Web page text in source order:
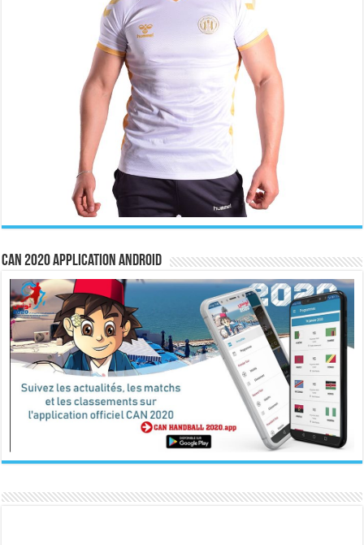
CAN 2020 Application Android